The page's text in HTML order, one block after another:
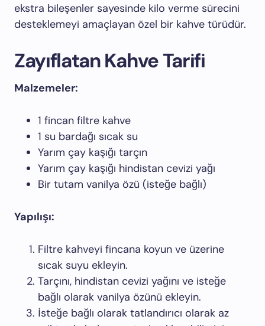
ekstra bileşenler sayesinde kilo verme sürecini
desteklemeyi amaçlayan özel bir kahve türüdür.
Zayıflatan Kahve Tarifi
Malzemeler:
1 fincan filtre kahve
1 su bardağı sıcak su
Yarım çay kaşığı tarçın
Yarım çay kaşığı hindistan cevizi yağı
Bir tutam vanilya özü (isteğe bağlı)
Yapılışı:
Filtre kahveyi fincana koyun ve üzerine
sıcak suyu ekleyin.
Tarçını, hindistan cevizi yağını ve isteğe
bağlı olarak vanilya özünü ekleyin.
İsteğe bağlı olarak tatlandırıcı olarak az